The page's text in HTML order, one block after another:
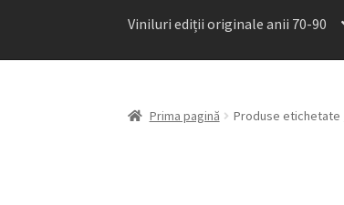
Viniluri ediții originale anii 70-90
Prima pagină Produse etichetate